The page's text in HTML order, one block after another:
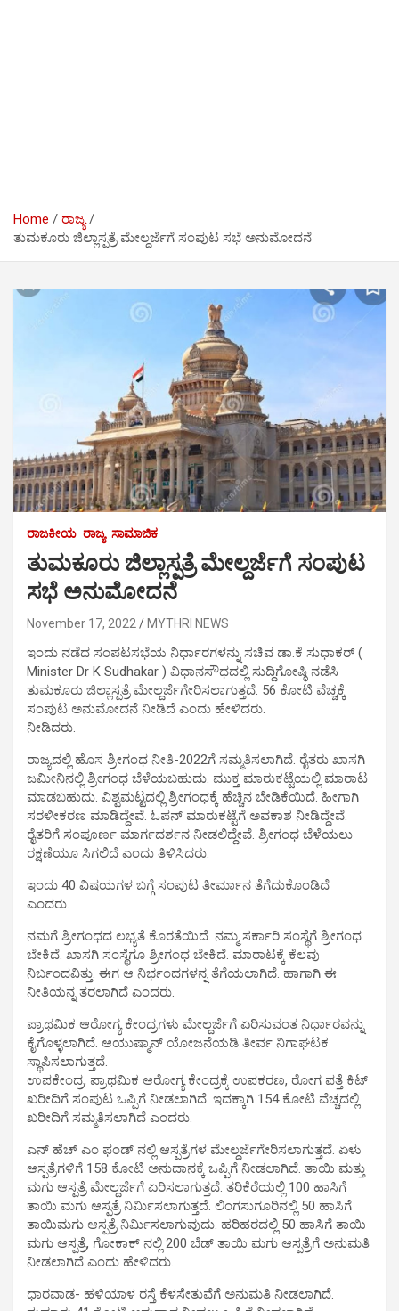
Home
ರಾಜ್ಯ
ತುಮಕೂರು ಜಿಲ್ಲಾಸ್ಪತ್ರೆ ಮೇಲ್ದರ್ಜೆಗೆ ಸಂಪುಟ ಸಭೆ ಅನುಮೋದನೆ
ರಾಜಕೀಯ ರಾಜ್ಯ ಸಾಮಾಜಿಕ
ತುಮಕೂರು ಜಿಲ್ಲಾಸ್ಪತ್ರೆ ಮೇಲ್ದರ್ಜೆಗೆ ಸಂಪುಟ
ಸಭೆ ಅನುಮೋದನೆ
November 17, 2022 MYTHRI NEWS
ಇಂದು ನಡೆದ ಸಂಪಟಸಭೆಯ ನಿರ್ಧಾರಗಳನ್ನು ಸಚಿವ ಡಾ.ಕೆ ಸುಧಾಕರ್ (
Minister Dr K Sudhakar ) ವಿಧಾನಸೌಧದಲ್ಲಿ ಸುದ್ದಿಗೋಷ್ಠಿ ನಡೆಸಿ
ತುಮಕೂರು ಜಿಲ್ಲಾಸ್ಪತ್ರೆ ಮೇಲ್ದರ್ಜೆಗೇರಿಸಲಾಗುತ್ತದೆ. 56 ಕೋಟಿ ವೆಚ್ಚಕ್ಕೆ
ಸಂಪುಟ ಅನುಮೋದನೆ ನೀಡಿದೆ ಎಂದು ಹೇಳಿದರು.
ನೀಡಿದರು.
ರಾಜ್ಯದಲ್ಲಿ ಹೊಸ ಶ್ರೀಗಂಧ ನೀತಿ-2022ಗೆ ಸಮ್ಮತಿಸಲಾಗಿದೆ. ರೈತರು ಖಾಸಗಿ
ಜಮೀನಿನಲ್ಲಿ ಶ್ರೀಗಂಧ ಬೆಳೆಯಬಹುದು. ಮುಕ್ತ ಮಾರುಕಟ್ಟೆಯಲ್ಲಿ ಮಾರಾಟ
ಮಾಡಬಹುದು. ವಿಶ್ವಮಟ್ಟದಲ್ಲಿ ಶ್ರೀಗಂಧಕ್ಕೆ ಹೆಚ್ಚಿನ ಬೇಡಿಕೆಯಿದೆ. ಹೀಗಾಗಿ
ಸರಳೀಕರಣ ಮಾಡಿದ್ದೇವೆ. ಓಪನ್ ಮಾರುಕಟ್ಟೆಗೆ ಅವಕಾಶ ನೀಡಿದ್ದೇವೆ.
ರೈತರಿಗೆ ಸಂಪೂರ್ಣ ಮಾರ್ಗದರ್ಶನ ನೀಡಲಿದ್ದೇವೆ. ಶ್ರೀಗಂಧ ಬೆಳೆಯಲು
ರಕ್ಷಣೆಯೂ ಸಿಗಲಿದೆ ಎಂದು ತಿಳಿಸಿದರು.
ಇಂದು 40 ವಿಷಯಗಳ ಬಗ್ಗೆ ಸಂಪುಟ ತೀರ್ಮಾನ ತೆಗೆದುಕೊಂಡಿದೆ
ಎಂದರು.
ನಮಗೆ ಶ್ರೀಗಂಧದ ಲಭ್ಯತೆ ಕೊರತೆಯಿದೆ. ನಮ್ಮ ಸರ್ಕಾರಿ ಸಂಸ್ಥೆಗೆ ಶ್ರೀಗಂಧ
ಬೇಕಿದೆ. ಖಾಸಗಿ ಸಂಸ್ಥೆಗೂ ಶ್ರೀಗಂಧ ಬೇಕಿದೆ. ಮಾರಾಟಕ್ಕೆ ಕೆಲವು
ನಿರ್ಬಂದವಿತ್ತು. ಈಗ ಆ ನಿರ್ಭಂದಗಳನ್ನ ತೆಗೆಯಲಾಗಿದೆ. ಹಾಗಾಗಿ ಈ
ನೀತಿಯನ್ನ ತರಲಾಗಿದೆ ಎಂದರು.
ಪ್ರಾಥಮಿಕ ಆರೋಗ್ಯ ಕೇಂದ್ರಗಳು ಮೇಲ್ದರ್ಜೆಗೆ ಏರಿಸುವಂತ ನಿರ್ಧಾರವನ್ನು
ಕೈಗೊಳ್ಳಲಾಗಿದೆ. ಆಯುಷ್ಮಾನ್ ಯೋಜನೆಯಡಿ ತೀರ್ವ ನಿಗಾಘಟಕ
ಸ್ಥಾಪಿಸಲಾಗುತ್ತದೆ.
ಉಪಕೇಂದ್ರ, ಪ್ರಾಥಮಿಕ ಆರೋಗ್ಯ ಕೇಂದ್ರಕ್ಕೆ ಉಪಕರಣ, ರೋಗ ಪತ್ತೆ ಕಿಟ್
ಖರೀದಿಗೆ ಸಂಪುಟ ಒಪ್ಪಿಗೆ ನೀಡಲಾಗಿದೆ. ಇದಕ್ಕಾಗಿ 154 ಕೋಟಿ ವೆಚ್ಚದಲ್ಲಿ
ಖರೀದಿಗೆ ಸಮ್ಮತಿಸಲಾಗಿದೆ ಎಂದರು.
ಎನ್ ಹೆಚ್ ಎಂ ಫಂಡ್ ನಲ್ಲಿ ಆಸ್ಪತ್ರೆಗಳ ಮೇಲ್ದರ್ಜೆಗೇರಿಸಲಾಗುತ್ತದೆ. ಏಳು
ಆಸ್ಪತ್ರೆಗಳಿಗೆ 158 ಕೋಟಿ ಅನುದಾನಕ್ಕೆ ಒಪ್ಪಿಗೆ ನೀಡಲಾಗಿದೆ. ತಾಯಿ ಮತ್ತು
ಮಗು ಆಸ್ಪತ್ರೆ ಮೇಲ್ದರ್ಜೆಗೆ ಏರಿಸಲಾಗುತ್ತದೆ. ತರಿಕೆರೆಯಲ್ಲಿ 100 ಹಾಸಿಗೆ
ತಾಯಿ ಮಗು ಆಸ್ಪತ್ರೆ ನಿರ್ಮಿಸಲಾಗುತ್ತದೆ. ಲಿಂಗಸುಗೂರಿನಲ್ಲಿ 50 ಹಾಸಿಗೆ
ತಾಯಿ‌ಮಗು ಆಸ್ಪತ್ರೆ ನಿರ್ಮಿಸಲಾಗುವುದು. ಹರಿಹರದಲ್ಲಿ 50 ಹಾಸಿಗೆ ತಾಯಿ
ಮಗು ಆಸ್ಪತ್ರೆ, ಗೋಕಾಕ್ ನಲ್ಲಿ 200 ಬೆಡ್ ತಾಯಿ ಮಗು ಆಸ್ಪತ್ರೆಗೆ ಅನುಮತಿ
ನೀಡಲಾಗಿದೆ ಎಂದು ಹೇಳಿದರು.
ಧಾರವಾಡ- ಹಳಿಯಾಳ ರಸ್ತೆ ಕೆಳಸೇತುವೆಗೆ ಅನುಮತಿ ನೀಡಲಾಗಿದೆ.